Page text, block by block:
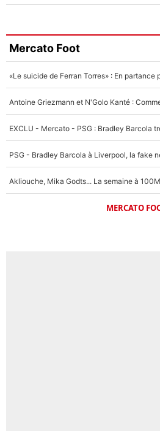
Mercato Foot
EXCLU - Mercato - PSG : Bradley Barcola
PSG - Bradley Barcola à Liverpool, la fake
MERCATO